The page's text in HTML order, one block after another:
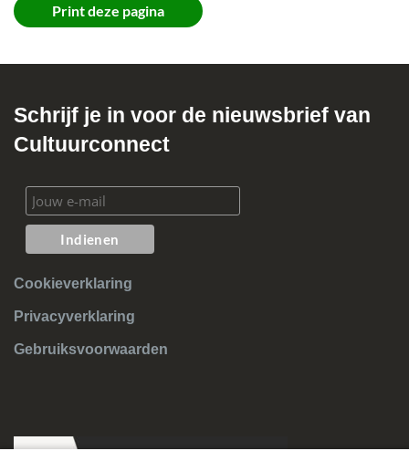
Print deze pagina
Schrijf je in voor de nieuwsbrief van
Cultuurconnect
Cookieverklaring
Privacyverklaring
Gebruiksvoorwaarden